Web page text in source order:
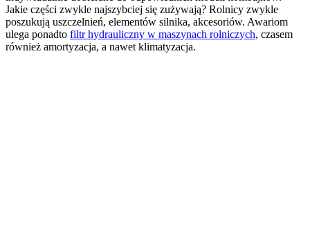
Jakie części zwykle najszybciej się zużywają? Rolnicy zwykle
poszukują uszczelnień, elementów silnika, akcesoriów. Awariom
ulega ponadto filtr hydrauliczny w maszynach rolniczych, czasem
również amortyzacja, a nawet klimatyzacja.